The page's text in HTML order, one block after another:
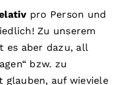
pro Person und
Zu unserem
es aber dazu, all
bzw. zu
auf wieviele